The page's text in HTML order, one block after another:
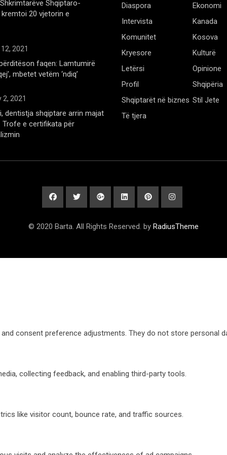
Shqiptaro-
20 vjetorin e
2021
faqen: Lamtumirë
mbetet vetëm ‘ndiq’
2, 2021
dentistja shqiptare arrin majat
Trofe e certifikata për
Diaspora
Ekonomi
Intervista
Kanada
Komunitet
Kosova
Kryesore
Kulturë
Letërsi
Opinione
Profil
Shqipëria
Shqiptarët në biznes Stil Jete
Të tjera
© 2020 Barta. All Rights Reserved. by RadiusTheme
consent preference adjustments. They do not store personal
collecting feedback, and enabling third-party tools.
like visitor count, bounce rate, and traffic sources.